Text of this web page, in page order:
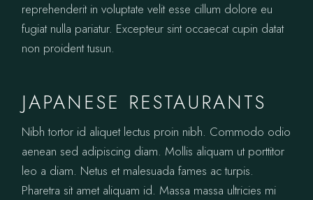
reprehenderit in voluptate velit esse cillum dolore eu
fugiat nulla pariatur. Excepteur sint occaecat cupin datat
non proident tusun.
JAPANESE RESTAURANTS
Nibh tortor id aliquet lectus proin nibh. Commodo odio
aenean sed adipiscing diam. Mollis aliquam ut porttitor
leo a diam. Netus et malesuada fames ac turpis.
Pharetra sit amet aliquam id. Massa massa ultricies mi